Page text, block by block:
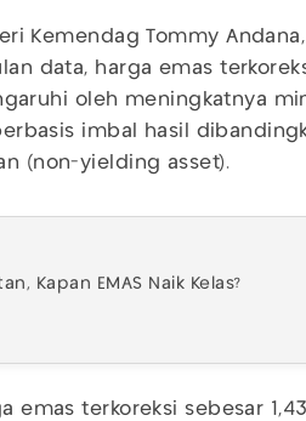
Kemendag Tommy Andana,
data, harga emas
oleh meningkatnya
imbal hasil
(non-yielding asset).
Kapan EMAS Naik Kelas?
emas terkoreksi sebesar 1,43